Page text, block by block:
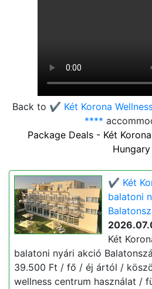
Back to ✔️ Két Korona
****
Package Deals - Két
Hungary
✔️ Két
balatoni
Két
balatoni nyári akció
39.500 Ft / fő / éj ártól /
wellness centrum használat /